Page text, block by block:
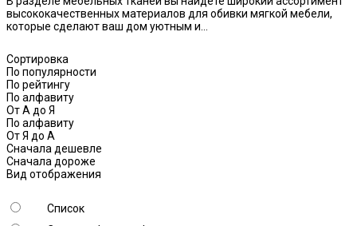
высококачественных материалов для обивки мягкой мебели,
которые сделают ваш дом уютным и...
Сортировка
По популярности
По рейтингу
По алфавиту
От А до Я
По алфавиту
От Я до А
Сначала дешевле
Сначала дороже
Вид отображения
Список